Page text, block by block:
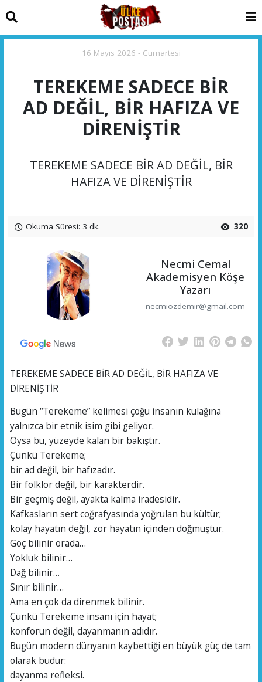
16 Mayıs 2026 - Cumartesi
TEREKEME SADECE BİR
AD DEĞİL, BİR HAFIZA VE
DİRENİŞTİR
TEREKEME SADECE BİR AD DEĞİL, BİR
HAFIZA VE DİRENİŞTİR
Okuma Süresi: 3 dk. 320
Necmi Cemal
Akademisyen Köşe
Yazarı
necmiozdemir@gmail.com
TEREKEME SADECE BİR AD DEĞİL, BİR HAFIZA VE
DİRENİŞTİR
Bugün “Terekeme” kelimesi çoğu insanın kulağına
yalnızca bir etnik isim gibi geliyor.
Oysa bu, yüzeyde kalan bir bakıştır.
Çünkü Terekeme;
bir ad değil, bir hafızadır.
Bir folklor değil, bir karakterdir.
Bir geçmiş değil, ayakta kalma iradesidir.
Kafkasların sert coğrafyasında yoğrulan bu kültür;
kolay hayatın değil, zor hayatın içinden doğmuştur.
Göç bilinir orada…
Yokluk bilinir…
Dağ bilinir…
Sınır bilinir…
Ama en çok da direnmek bilinir.
Çünkü Terekeme insanı için hayat;
konforun değil, dayanmanın adıdır.
Bugün modern dünyanın kaybettiği en büyük güç de tam
olarak budur:
dayanma refleksi.